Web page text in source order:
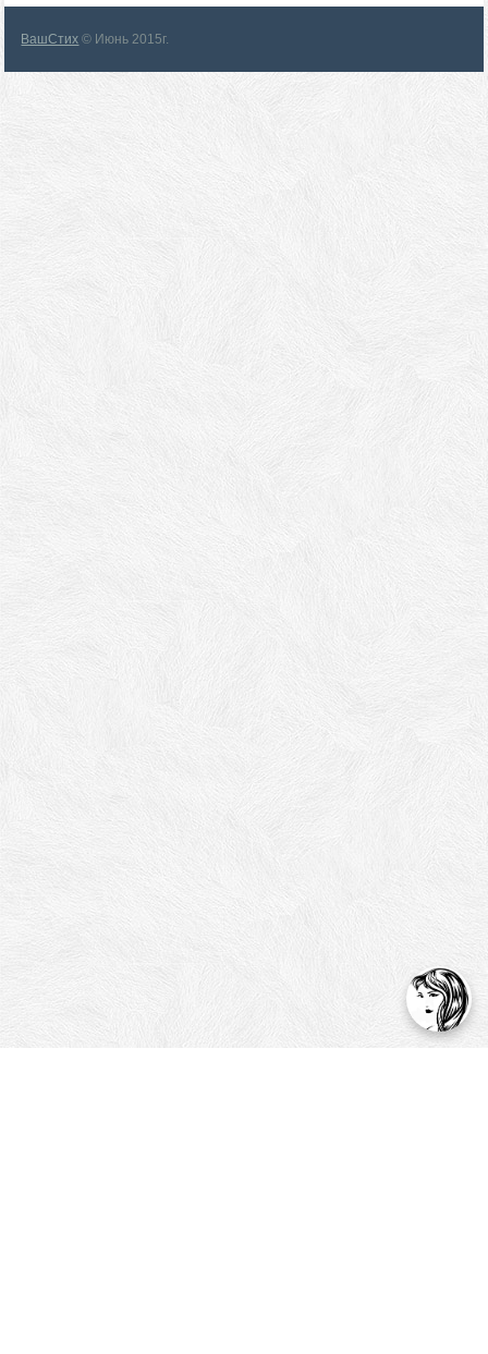
ВашСтих © Июнь 2015г.